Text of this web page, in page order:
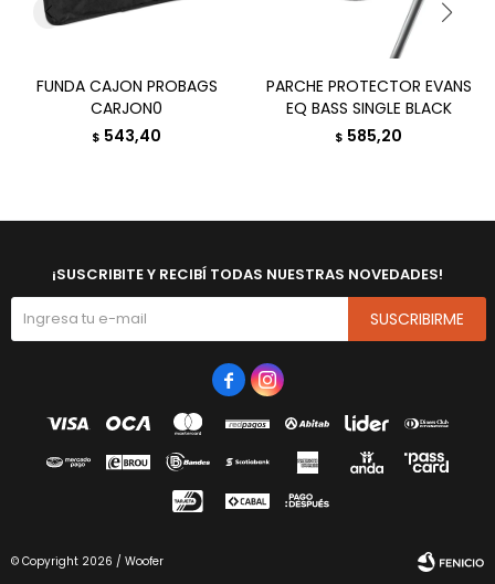
FUNDA CAJON PROBAGS
CARJON0
$ 543,40
PARCHE PROTECTOR EVANS
EQ BASS SINGLE BLACK
$ 585,20
¡SUSCRIBITE Y RECIBÍ TODAS NUESTRAS NOVEDADES!
SUSCRIBIRME
 
© Copyright 2026 / Woofer